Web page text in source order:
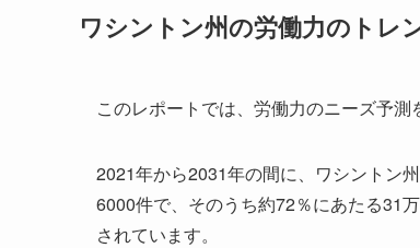
ワシントン州の労働力のトレ
このレポートでは、労働力のニーズ予測
2021年から2031年の間に、ワシントン
6000件で、そのうち約72％にあたる31
されています。